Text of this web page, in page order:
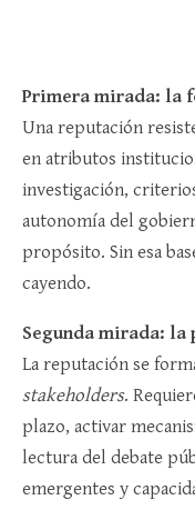
Primera mirada: la
Una reputación
en atributos
investigación,
autonomía del
propósito. Sin esa
cayendo.
Segunda mirada:
La reputación se
stakeholders.
plazo, activar
lectura del debate
emergentes y